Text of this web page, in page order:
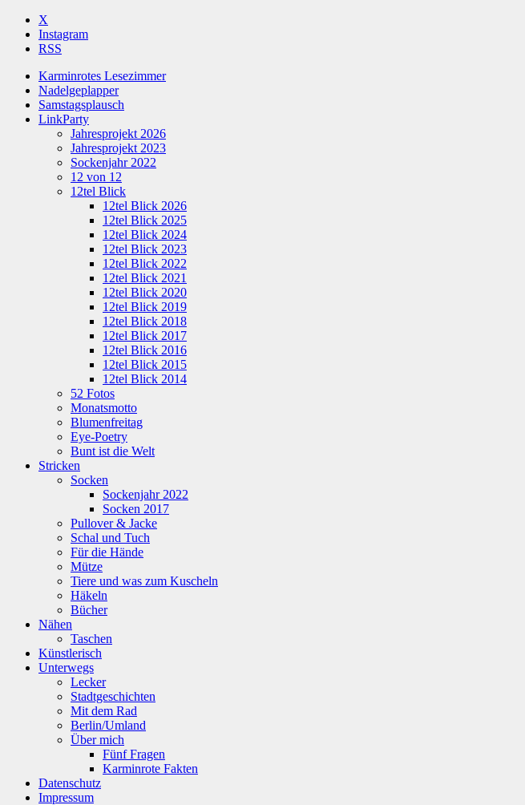
X
Instagram
RSS
Karminrotes Lesezimmer
Nadelgeplapper
Samstagsplausch
LinkParty
Jahresprojekt 2026
Jahresprojekt 2023
Sockenjahr 2022
12 von 12
12tel Blick
12tel Blick 2026
12tel Blick 2025
12tel Blick 2024
12tel Blick 2023
12tel Blick 2022
12tel Blick 2021
12tel Blick 2020
12tel Blick 2019
12tel Blick 2018
12tel Blick 2017
12tel Blick 2016
12tel Blick 2015
12tel Blick 2014
52 Fotos
Monatsmotto
Blumenfreitag
Eye-Poetry
Bunt ist die Welt
Stricken
Socken
Sockenjahr 2022
Socken 2017
Pullover & Jacke
Schal und Tuch
Für die Hände
Mütze
Tiere und was zum Kuscheln
Häkeln
Bücher
Nähen
Taschen
Künstlerisch
Unterwegs
Lecker
Stadtgeschichten
Mit dem Rad
Berlin/Umland
Über mich
Fünf Fragen
Karminrote Fakten
Datenschutz
Impressum